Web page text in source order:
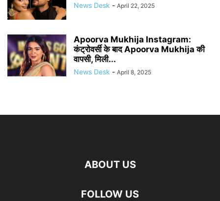
News Desk - April 22, 2025
Apoorva Mukhija Instagram:
कंट्रोवर्सी के बाद Apoorva Mukhija की
वापसी, मिली...
News Desk - April 8, 2025
ABOUT US
FOLLOW US